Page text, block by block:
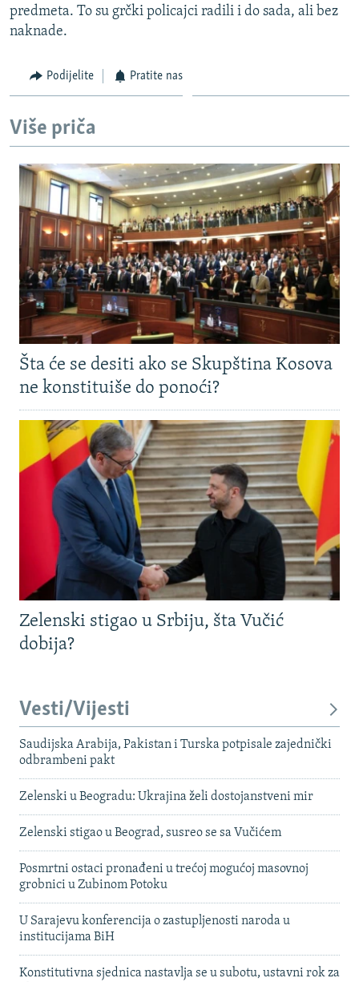
MOJA EVROPA
SVE KARTE DEJTONA
NASTANAK I RASPAD JUGOSLAVIJE
predmeta. To su grčki policajci radili i do sada, ali bez
naknade.
Podijelite Pratite nas
Više priča
Šta će se desiti ako se Skupština Kosova
ne konstituiše do ponoći?
Zelenski stigao u Srbiju, šta Vučić
dobija?
Vesti/Vijesti
Saudijska Arabija, Pakistan i Turska potpisale zajednički
odbrambeni pakt
Zelenski u Beogradu: Ukrajina želi dostojanstveni mir
Zelenski stigao u Beograd, susreo se sa Vučićem
Posmrtni ostaci pronađeni u trećoj mogućoj masovnoj
grobnici u Zubinom Potoku
U Sarajevu konferencija o zastupljenosti naroda u
institucijama BiH
Konstitutivna sjednica nastavlja se u subotu, ustavni rok za